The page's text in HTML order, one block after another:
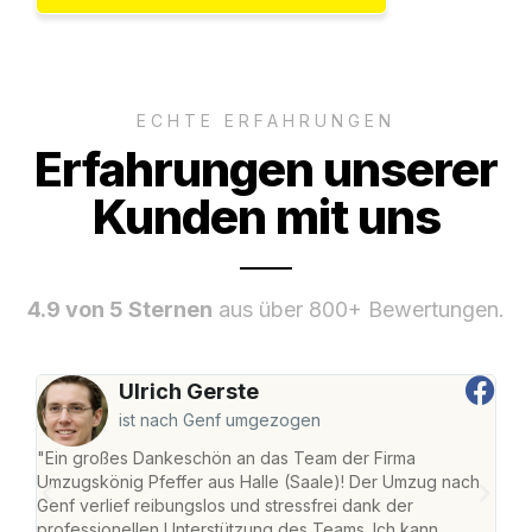
ECHTE ERFAHRUNGEN
Erfahrungen unserer
Kunden mit uns
4.9 von 5 Sternen aus über 800+ Bewertungen.
Ulrich Gerste
ist nach Genf umgezogen
"Ein großes Dankeschön an das Team der Firma
Umzugskönig Pfeffer aus Halle (Saale)! Der Umzug nach
Genf verlief reibungslos und stressfrei dank der